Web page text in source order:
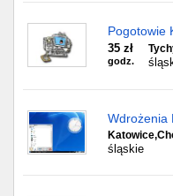
Pogotowie
35 zł
godz.
Wdrożenia
śląskie